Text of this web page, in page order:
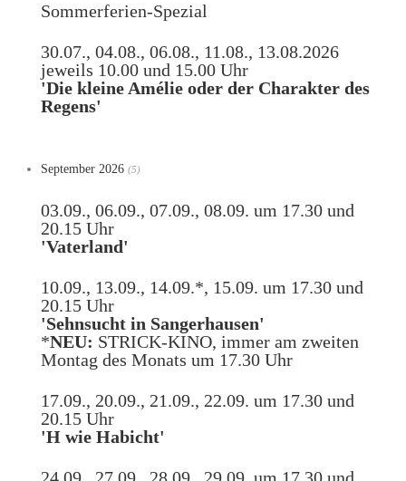
Sommerferien-Spezial
30.07., 04.08., 06.08., 11.08., 13.08.2026
jeweils 10.00 und 15.00 Uhr
'Die kleine Amélie oder der Charakter des
Regens'
September 2026 (5)
03.09., 06.09., 07.09., 08.09. um 17.30 und
20.15 Uhr
'Vaterland'
10.09., 13.09., 14.09.*, 15.09. um 17.30 und
20.15 Uhr
'Sehnsucht in Sangerhausen'
*NEU: STRICK-KINO, immer am zweiten
Montag des Monats um 17.30 Uhr
17.09., 20.09., 21.09., 22.09. um 17.30 und
20.15 Uhr
'H wie Habicht'